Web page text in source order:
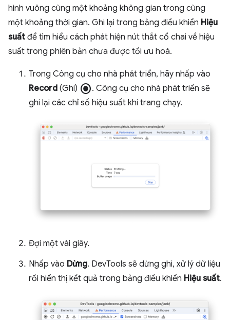
hình vuông cùng một khoảng không gian trong cùng
một khoảng thời gian. Ghi lại trong bảng điều khiển Hiệu
suất để tìm hiểu cách phát hiện nút thắt cổ chai về hiệu
suất trong phiên bản chưa được tối ưu hoá.
Trong Công cụ cho nhà phát triển, hãy nhấp vào
Record (Ghi) radio_button_checked. Công cụ cho nhà phát triển sẽ
ghi lại các chỉ số hiệu suất khi trang chạy.
Đợi một vài giây.
Nhấp vào Dừng. DevTools sẽ dừng ghi, xử lý dữ liệu
rồi hiển thị kết quả trong bảng điều khiển Hiệu suất.